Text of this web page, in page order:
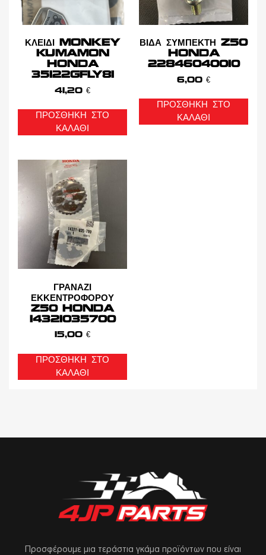
ΚΛΕΙΔΙ MONKEY
KUMAMON
HONDA
35122GFLY81
41,20 €
ΠΡΟΣΘΉΚΗ ΣΤΟ
ΚΑΛΆΘΙ
ΒΙΔΑ ΣΥΜΠΕΚΤΗ Z50
HONDA
22846040010
6,00 €
ΠΡΟΣΘΉΚΗ ΣΤΟ
ΚΑΛΆΘΙ
ΓΡΑΝΑΖΙ
ΕΚΚΕΝΤΡΟΦΟΡΟΥ
Z50 HONDA
14321035700
15,00 €
ΠΡΟΣΘΉΚΗ ΣΤΟ
ΚΑΛΆΘΙ
Προσφέρουμε μια τεράστια γκάμα προϊόντων που είναι